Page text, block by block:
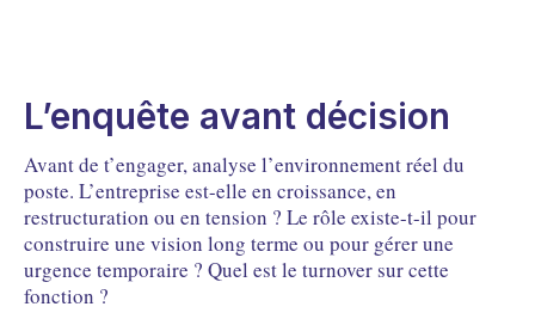
L’enquête avant décision
Avant de t’engager, analyse l’environnement réel du
poste. L’entreprise est-elle en croissance, en
restructuration ou en tension ? Le rôle existe-t-il pour
construire une vision long terme ou pour gérer une
urgence temporaire ? Quel est le turnover sur cette
fonction ?